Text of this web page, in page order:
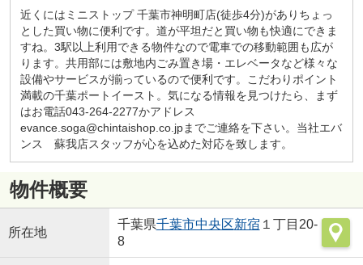
近くにはミニストップ 千葉市神明町店(徒歩4分)がありちょっ
とした買い物に便利です。道が平坦だと買い物も快適にできま
すね。3駅以上利用できる物件なので電車での移動範囲も広が
ります。共用部には敷地内ごみ置き場・エレベータなど様々な
設備やサービスが揃っているので便利です。こだわりポイント
満載の千葉ポートイースト。気になる情報を見つけたら、まず
はお電話043-264-2277かアドレス
evance.soga@chintaishop.co.jpまでご連絡を下さい。当社エバ
ンス 蘇我店スタッフが心を込めた対応を致します。
物件概要
所在地
千葉県千葉市中央区新宿 １丁目20-
8